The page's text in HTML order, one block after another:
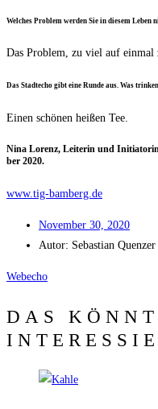
Wel­ches Pro­blem wer­den Sie in die­sem Leben
Das Pro­blem, zu viel auf ein­mal
Das Stadt­echo gibt eine Run­de aus. Was
Einen schö­nen hei­ßen Tee.
Nina Lorenz, Lei­te­rin und
ber 2020.
www.tig-bamberg.de
Novem­ber 30, 2020
Autor: Sebas­ti­an Quenzer
Web­echo
DAS